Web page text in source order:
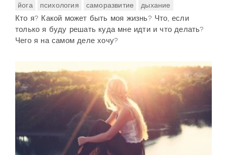
йога
психология саморазвитие дыхание
Кто я? Какой может быть моя жизнь? Что, если
только я буду решать куда мне идти и что делать?
Чего я на самом деле хочу?